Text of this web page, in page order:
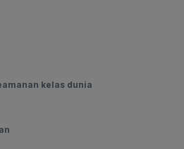
kelas dunia